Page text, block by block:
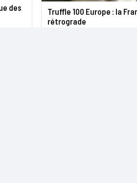
des
Truffle 100 Europe : la
rétrograde